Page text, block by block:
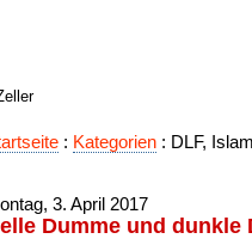
: Kategorien : DLF,
3. April 2017
Dumme und dunkle